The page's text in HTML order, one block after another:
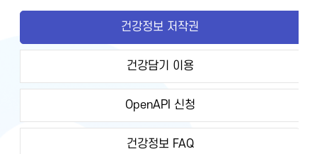
건강정보 저작권
건강담기 이용
OpenAPI 신청
건강정보 FAQ